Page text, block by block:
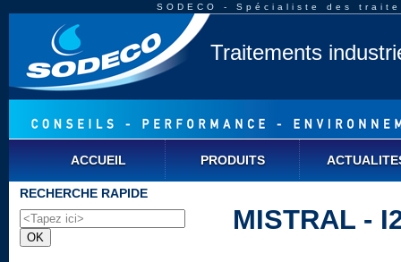
SODECO - Spécialiste des
Traitements
ACCUEIL PRODUITS
RECHERCHE RAPIDE
MISTRAL -